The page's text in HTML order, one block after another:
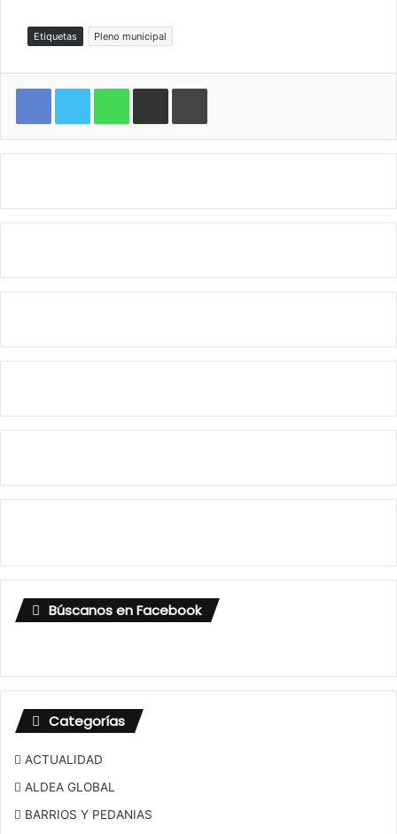
Etiquetas Pleno municipal
WhatsAppCompartir por correo electrónicoImprimir
Búscanos en Facebook
Categorías
ACTUALIDAD
ALDEA GLOBAL
BARRIOS Y PEDANIAS